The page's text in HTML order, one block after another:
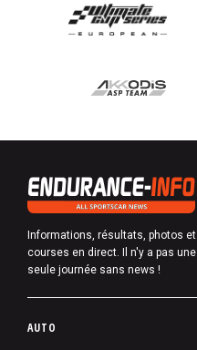
Informations, résultats, photos et
courses en direct. Il n'y a pas une
seule journée sans news !
P
AUTO